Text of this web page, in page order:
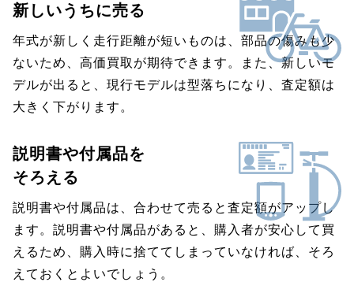
新しいうちに売る
年式が新しく走行距離が短いものは、部品の傷みも少
ないため、高価買取が期待できます。また、新しいモ
デルが出ると、現行モデルは型落ちになり、査定額は
大きく下がります。
説明書や付属品を
そろえる
説明書や付属品は、合わせて売ると査定額がアップし
ます。説明書や付属品があると、購入者が安心して買
えるため、購入時に捨ててしまっていなければ、そろ
えておくとよいでしょう。